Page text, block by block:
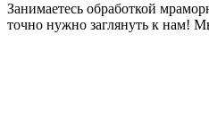
Занимаетесь обработкой
точно нужно заглянуть к нам!